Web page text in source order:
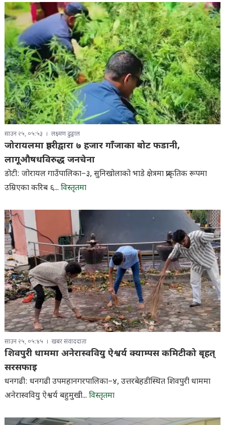
साउन २५, ०५:५३ लक्ष्मण ढुङ्गाल
जोरायलमा प्रहरीद्वारा ७ हजार गाँजाका बोट फडानी,
लागूऔषधविरुद्ध जनचेना
डोटी: जोरायल गाउँपालिका–३, सुनिखोलाको भाडे क्षेत्रमा प्राकृतिक रूपमा
उम्रिएका करिब ६... विस्तृतमा
साउन २५, ०५:४५ खबर संवाददाता
शिवपुरी धाममा अनेरास्ववियु ऐश्वर्य क्याम्पस कमिटीको बृहत्
सरसफाइ
धनगढी: धनगढी उपमहानगरपालिका–४, उत्तरबेहडीस्थित शिवपुरी धाममा
अनेरास्ववियु ऐश्वर्य बहुमुखी... विस्तृतमा